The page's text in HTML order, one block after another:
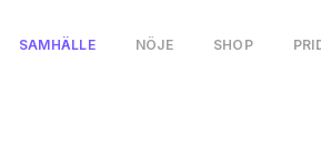
SAMHÄLLE NÖJE SHOP